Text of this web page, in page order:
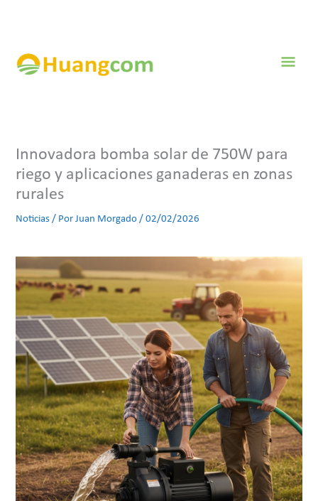
Innovadora bomba solar de 750W para
riego y aplicaciones ganaderas en zonas
rurales
Noticias / PorJuan Morgado/02/02/2026